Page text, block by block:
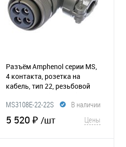
Разъём Amphenol серии MS,
4 контакта, розетка на
кабель, тип 22, резьбовой
В наличии
MS3108E-22-22S
5 520 ₽/шт Цены